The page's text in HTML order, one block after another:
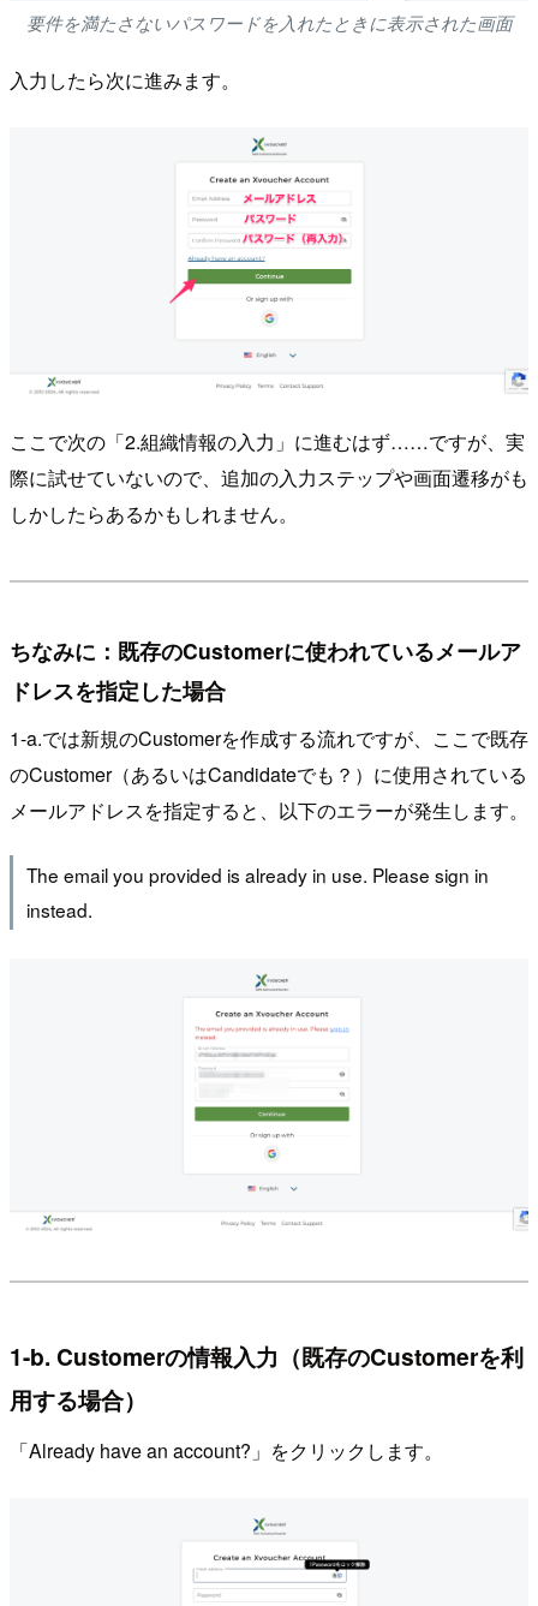
要件を満たさないパスワードを入れたときに表示された画面
入力したら次に進みます。
ここで次の「2.組織情報の入力」に進むはず……ですが、実
際に試せていないので、追加の入力ステップや画面遷移がも
しかしたらあるかもしれません。
ちなみに：既存のCustomerに使われているメールア
ドレスを指定した場合
1-a.では新規のCustomerを作成する流れですが、ここで既存
のCustomer（あるいはCandidateでも？）に使用されている
メールアドレスを指定すると、以下のエラーが発生します。
The email you provided is already in use. Please sign in
instead.
1-b. Customerの情報入力（既存のCustomerを利
用する場合）
「Already have an account?」をクリックします。